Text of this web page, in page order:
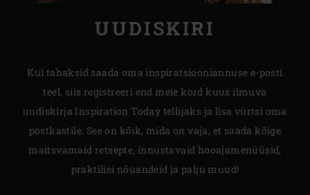
UUDISKIRI
Kui tahaksid saada oma inspiratsiooniannuse e-posti
teel, siis registreeri end meie kord kuus ilmuva
uudiskirja Inspiration Today tellijaks ja lisa vürtsi oma
postkastile. See on kõik, mida on vaja, et saada kõige
maitsvamaid retsepte, innustavaid hooajamenüüsid,
praktilisi nõuandeid ja palju muud!